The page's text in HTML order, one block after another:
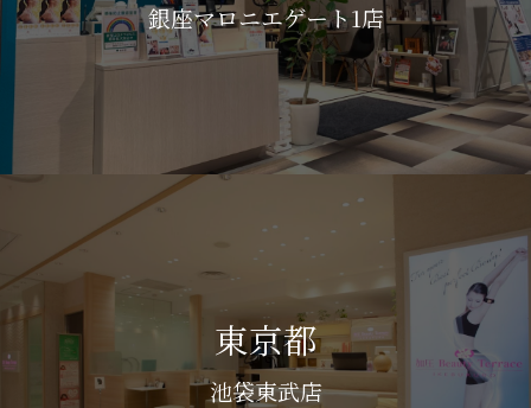
銀座マロニエゲート1店
東京都
池袋東武店